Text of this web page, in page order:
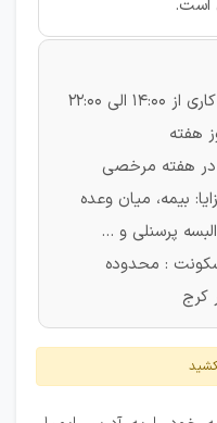
است.
الی 22:00
هفته
هفته مرخصی
بیمه، میان وعده
البسه پرسنلی و ...
: محدوده
کرج